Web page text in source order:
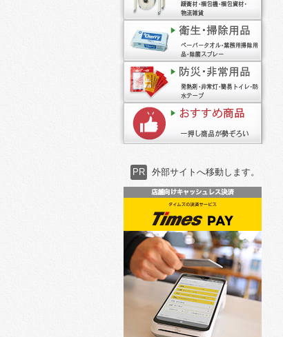
PR 外部サイトへ移動します。